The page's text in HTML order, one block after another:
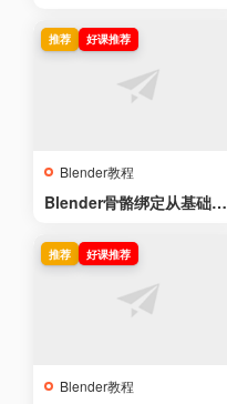
Blender教程
Blender骨骼绑定从基础到
推荐 好课推荐
Blender教程
推荐 好课推荐